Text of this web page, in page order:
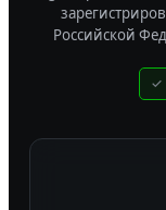
Российской
✓